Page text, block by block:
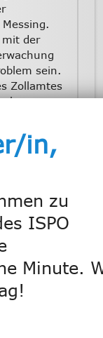
der
sein.
Zollamtes
eine
ist weg
und hat
teeren
in,
zu
ISPO
Minute.